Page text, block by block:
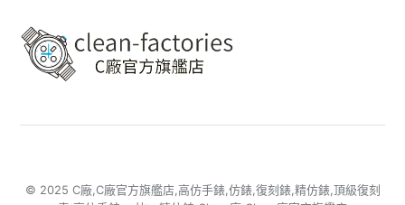
© 2025 C廠,C廠官方旗艦店,高仿手錶,仿錶,復刻錶,精仿錶,頂級復刻